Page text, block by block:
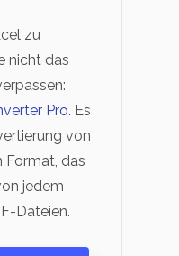
zu
nicht das
Pro. Es
von
Format, das
jedem
Dateien.